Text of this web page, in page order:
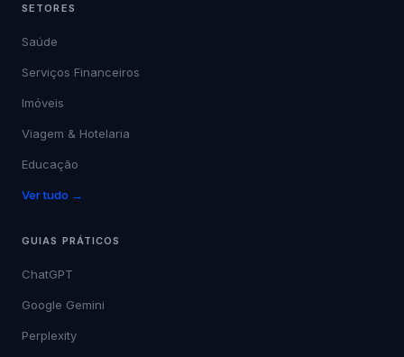
SETORES
Saúde
Serviços Financeiros
Imóveis
Viagem & Hotelaria
Educação
Ver tudo →
GUIAS PRÁTICOS
ChatGPT
Google Gemini
Perplexity